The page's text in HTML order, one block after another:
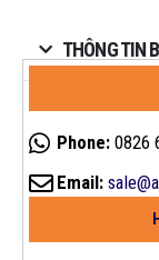
THÔNG TIN
Phone: 0826
Email: